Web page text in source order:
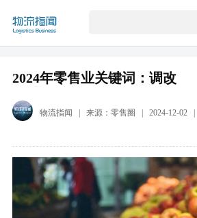
2024年零售业关键词：调改
物流指闻 | 来源： 零售圈 2024-12-02|